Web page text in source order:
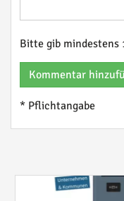
Bitte gib mindestens
Kommentar
* Pflichtangabe